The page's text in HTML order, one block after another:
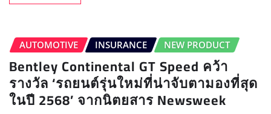
AUTOMOTIVE INSURANCE NEW PRODUCT
Bentley Continental GT Speed คว้า
รางวัล ‘รถยนต์รุ่นใหม่ที่น่าจับตามองที่สุด
ในปี 2568’ จากนิตยสาร Newsweek